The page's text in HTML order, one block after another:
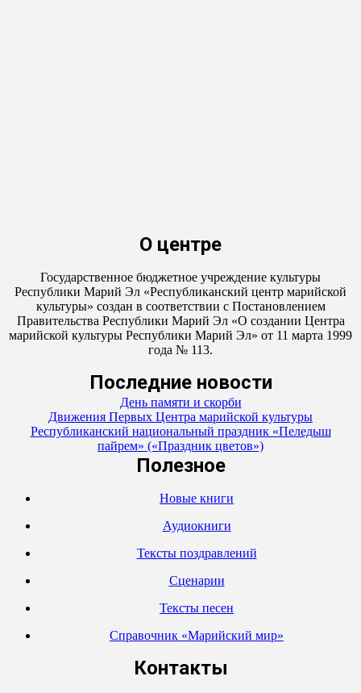
О центре
Государственное бюджетное учреждение культуры
Республики Марий Эл «Республиканский центр марийской
культуры» создан в соответствии с Постановлением
Правительства Республики Марий Эл «О создании Центра
марийской культуры Республики Марий Эл» от 11 марта 1999
года № 113.
Последние новости
День памяти и скорби
Движения Первых Центра марийской культуры
Республиканский национальный праздник «Пеледыш
пайрем» («Праздник цветов»)
Полезное
Новые книги
Аудиокниги
Тексты поздравлений
Сценарии
Тексты песен
Справочник «Марийский мир»
Контакты